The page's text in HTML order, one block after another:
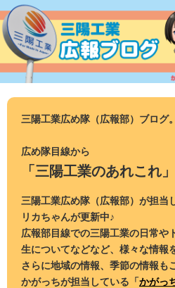
ン
テ
ツ
三陽工業広め隊（広報部）ブログ。
広め隊目線から
「三陽工業のあれこれ」
三陽工業広め隊（広報部）が担当
リカちゃんが更新中♪
広報部目線での三陽工業の日常や
生についてなどなど、様々な情報
さらに地域の情報、季節の情報も
かがっちが担当している「かがっ